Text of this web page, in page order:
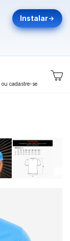
Instalar
ou cadastre-se